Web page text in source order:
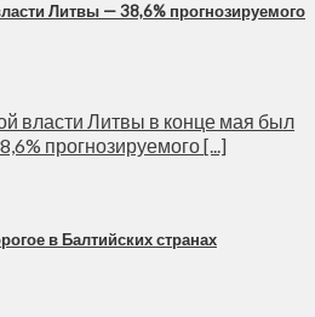
Литвы — 38,6% прогнозируемого
власти Литвы в конце мая был
прогнозируемого [...]
в Балтийских странах